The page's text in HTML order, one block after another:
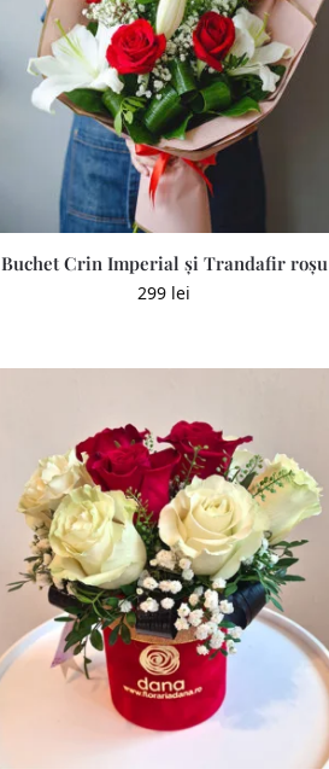
Buchet Crin Imperial și Trandafir roșu
299 lei